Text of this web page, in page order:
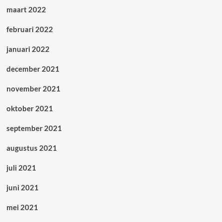
maart 2022
februari 2022
januari 2022
december 2021
november 2021
oktober 2021
september 2021
augustus 2021
juli 2021
juni 2021
mei 2021